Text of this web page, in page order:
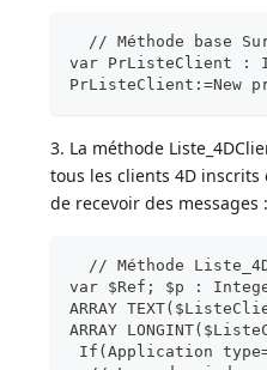
// Méthode base
var PrListeClient :
PrListeClient:=New
3. La méthode
tous les clients 4D
de recevoir des messages :
// Méthode
var $Ref; $p :
ARRAY
ARRAY
If(Application